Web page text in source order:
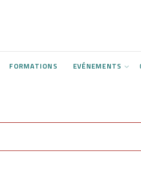
FORMATIONS EVÉNEMENTS